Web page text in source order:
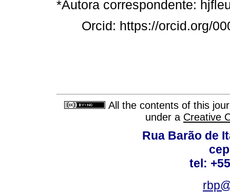
*Autora correspondente:
Orcid: https://orcid.org/
All the contents of this
under a Creative
Rua Barão de
tel: